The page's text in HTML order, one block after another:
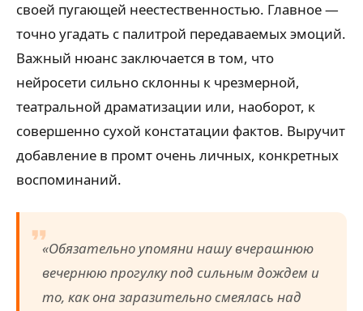
своей пугающей неестественностью. Главное —
точно угадать с палитрой передаваемых эмоций.
Важный нюанс заключается в том, что
нейросети сильно склонны к чрезмерной,
театральной драматизации или, наоборот, к
совершенно сухой констатации фактов. Выручит
добавление в промт очень личных, конкретных
воспоминаний.
«Обязательно упомяни нашу вчерашнюю
вечернюю прогулку под сильным дождем и
то, как она заразительно смеялась над